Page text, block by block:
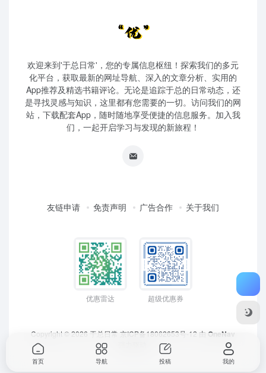
欢迎来到'于总日常'，您的专属信息枢纽！探索我们的多元
化平台，获取最新的网址导航、深入的文章分析、实用的
App推荐及精选书籍评论。无论是追踪于总的日常动态，还
是寻找灵感与知识，这里都有您需要的一切。访问我们的网
站，下载配套App，随时随地享受便捷的信息服务。加入我
们，一起开启学习与发现的新旅程！
友链申请 免责声明 广告合作 关于我们
优惠雷达 超级优惠券
Copyright © 2026 于总日常 京ICP备18062653号-12 由 OneNav
首页 导航 投稿 我的